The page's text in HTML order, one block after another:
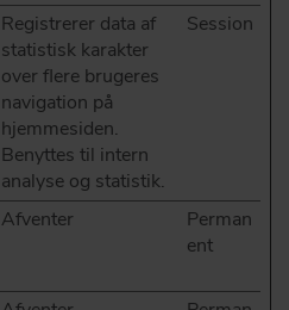
Registrerer data af
statistisk karakter
over flere brugeres
navigation på
hjemmesiden.
Benyttes til intern
analyse og statistik.
Session
Afventer
Perman
ent